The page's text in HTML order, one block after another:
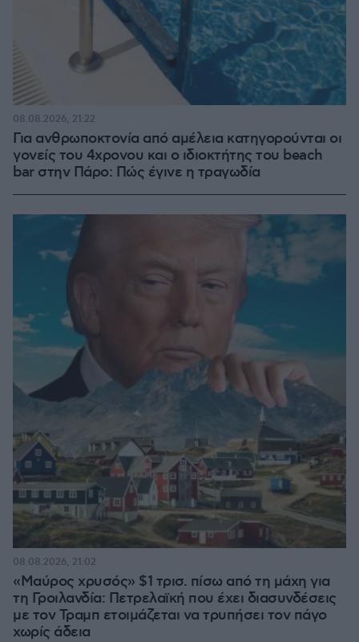
Για ανθρωποκτονία από αμέλεια κατηγορούνται οι
γονείς του 4χρονου και ο ιδιοκτήτης του beach
bar στην Πάρο: Πώς έγινε η τραγωδία
08.08.2026, 21:22
«Μαύρος χρυσός» $1 τρισ. πίσω από τη μάχη για
τη Γροιλανδία: Πετρελαϊκή που έχει διασυνδέσεις
με τον Τραμπ ετοιμάζεται να τρυπήσει τον πάγο
χωρίς άδεια
08.08.2026, 21:02